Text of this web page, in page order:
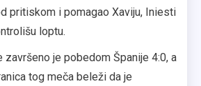
pritiskom i pomagao Xaviju, Iniesti
loptu.
završeno je pobedom Španije 4:0, a
tog meča beleži da je